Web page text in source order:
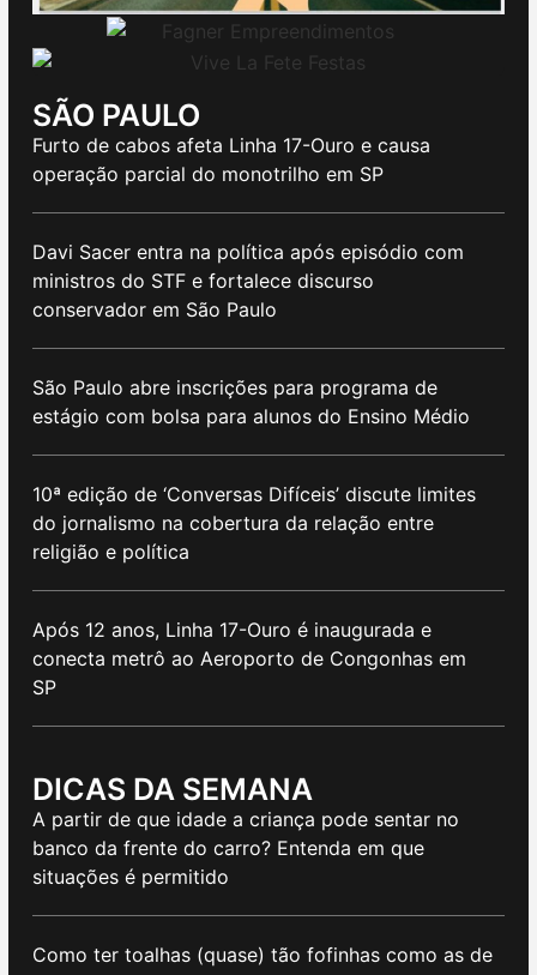
SÃO PAULO
Furto de cabos afeta Linha 17-Ouro e causa
operação parcial do monotrilho em SP
Davi Sacer entra na política após episódio com
ministros do STF e fortalece discurso
conservador em São Paulo
São Paulo abre inscrições para programa de
estágio com bolsa para alunos do Ensino Médio
10ª edição de ‘Conversas Difíceis’ discute limites
do jornalismo na cobertura da relação entre
religião e política
Após 12 anos, Linha 17-Ouro é inaugurada e
conecta metrô ao Aeroporto de Congonhas em
SP
DICAS DA SEMANA
A partir de que idade a criança pode sentar no
banco da frente do carro? Entenda em que
situações é permitido
Como ter toalhas (quase) tão fofinhas como as de